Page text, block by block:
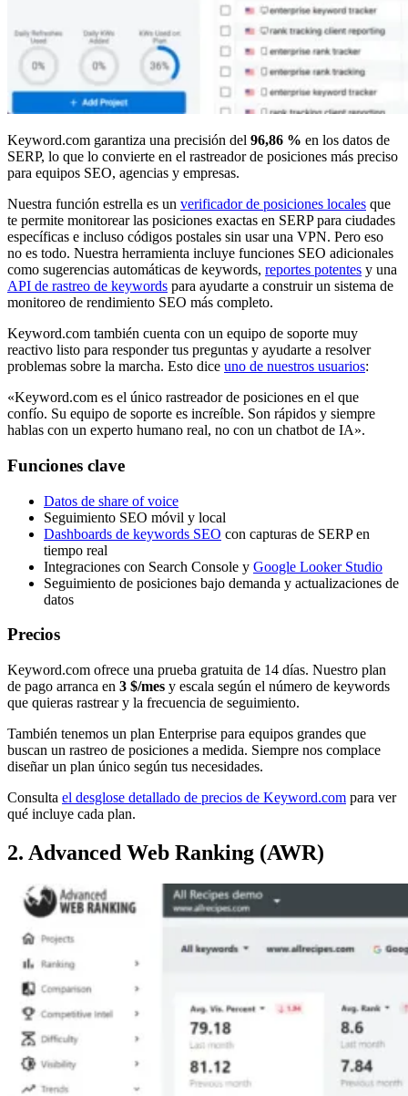
Keyword.com garantiza una precisión del 96,86 % en los datos de
SERP, lo que lo convierte en el rastreador de posiciones más preciso
para equipos SEO, agencias y empresas.
Nuestra función estrella es un verificador de posiciones locales que
te permite monitorear las posiciones exactas en SERP para ciudades
específicas e incluso códigos postales sin usar una VPN. Pero eso
no es todo. Nuestra herramienta incluye funciones SEO adicionales
como sugerencias automáticas de keywords, reportes potentes y una
API de rastreo de keywords para ayudarte a construir un sistema de
monitoreo de rendimiento SEO más completo.
Keyword.com también cuenta con un equipo de soporte muy
reactivo listo para responder tus preguntas y ayudarte a resolver
problemas sobre la marcha. Esto dice uno de nuestros usuarios:
«Keyword.com es el único rastreador de posiciones en el que
confío. Su equipo de soporte es increíble. Son rápidos y siempre
hablas con un experto humano real, no con un chatbot de IA».
Funciones clave
Datos de share of voice
Seguimiento SEO móvil y local
Dashboards de keywords SEO con capturas de SERP en
tiempo real
Integraciones con Search Console y Google Looker Studio
Seguimiento de posiciones bajo demanda y actualizaciones de
datos
Precios
Keyword.com ofrece una prueba gratuita de 14 días. Nuestro plan
de pago arranca en 3 $/mes y escala según el número de keywords
que quieras rastrear y la frecuencia de seguimiento.
También tenemos un plan Enterprise para equipos grandes que
buscan un rastreo de posiciones a medida. Siempre nos complace
diseñar un plan único según tus necesidades.
Consulta el desglose detallado de precios de Keyword.com para ver
qué incluye cada plan.
2. Advanced Web Ranking (AWR)